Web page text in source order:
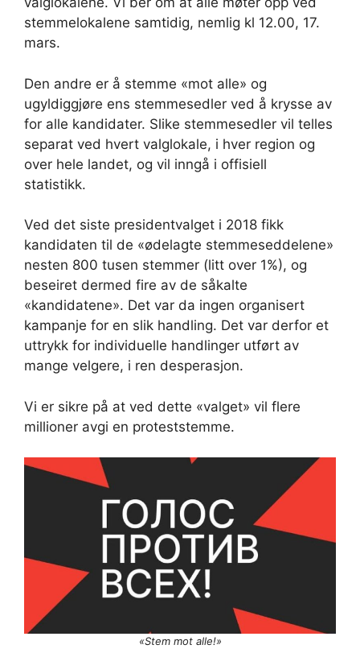
stemmelokalene samtidig, nemlig kl 12.00, 17.
mars.
Den andre er å stemme «mot alle» og
ugyldiggjøre ens stemmesedler ved å krysse av
for alle kandidater. Slike stemmesedler vil telles
separat ved hvert valglokale, i hver region og
over hele landet, og vil inngå i offisiell
statistikk.
Ved det siste presidentvalget i 2018 fikk
kandidaten til de «ødelagte stemmeseddelene»
nesten 800 tusen stemmer (litt over 1%), og
beseiret dermed fire av de såkalte
«kandidatene». Det var da ingen organisert
kampanje for en slik handling. Det var derfor et
uttrykk for individuelle handlinger utført av
mange velgere, i ren desperasjon.
Vi er sikre på at ved dette «valget» vil flere
millioner avgi en proteststemme.
«Stem mot alle!»